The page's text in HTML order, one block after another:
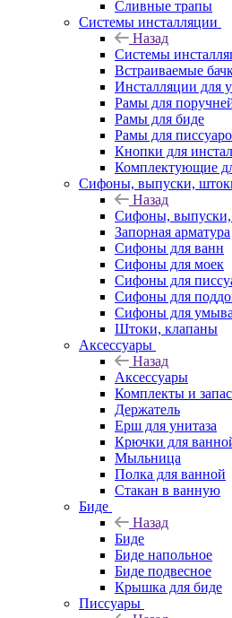
Сливные трапы
Системы инсталляции
Назад
Системы
Встраиваемые
Инсталляции для
Рамы для
Рамы для биде
Рамы для
Кнопки для
Комплектующие
Сифоны, выпуски,
Назад
Сифоны,
Запорная арматура
Сифоны для ванн
Сифоны для моек
Сифоны для
Сифоны для
Сифоны для
Штоки, клапаны
Аксессуары
Назад
Аксессуары
Комплекты и
Держатель
Ерш для унитаза
Крючки для
Мыльница
Полка для ванной
Стакан в ванную
Биде
Назад
Биде
Биде напольное
Биде подвесное
Крышка для биде
Писсуары